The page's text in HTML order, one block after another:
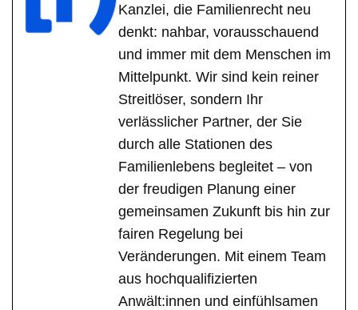
Kanzlei, die Familienrecht neu
denkt: nahbar, vorausschauend
und immer mit dem Menschen im
Mittelpunkt. Wir sind kein reiner
Streitlöser, sondern Ihr
verlässlicher Partner, der Sie
durch alle Stationen des
Familienlebens begleitet – von
der freudigen Planung einer
gemeinsamen Zukunft bis hin zur
fairen Regelung bei
Veränderungen. Mit einem Team
aus hochqualifizierten
Anwält:innen und einfühlsamen